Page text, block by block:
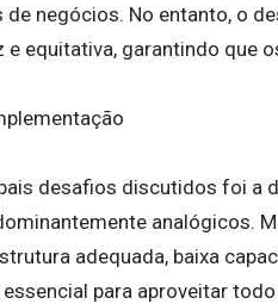
de negócios. No entanto, o
e equitativa, garantindo que
desafios discutidos foi a
analógicos.
adequada, baixa
para aproveitar